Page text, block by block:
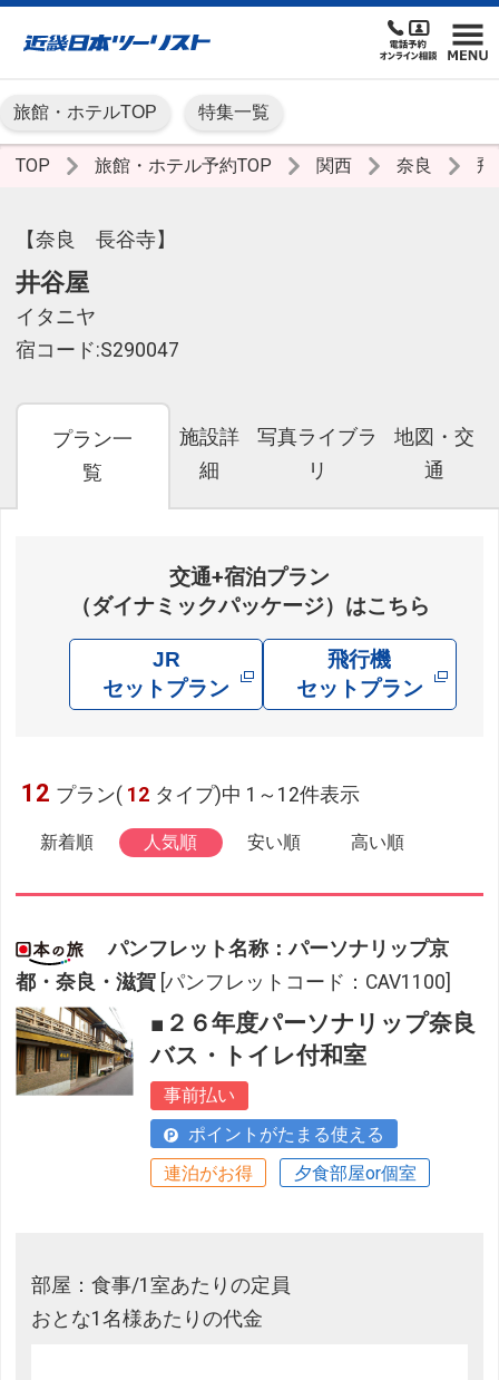
旅館・ホテルTOP 特集一覧
TOP 旅館・ホテル予約TOP 関西 奈良
【奈良 長谷寺】
井谷屋
イタニヤ
宿コード:S290047
プラン一
覧
施設詳
細
写真ライブラ
リ
地図・交
通
交通+宿泊プラン
（ダイナミックパッケージ）はこちら
JR
セットプラン
飛行機
セットプラン
12 プラン( 12 タイプ)中 1～12件表示
新着順 人気順 安い順 高い順
パンフレット名称：パーソナリップ京
都・奈良・滋賀 [パンフレットコード：CAV1100]
■２６年度パーソナリップ奈良
バス・トイレ付和室
事前払い
ポイントがたまる使える
連泊がお得
夕食部屋or個室
部屋：食事/1室あたりの定員
おとな1名様あたりの代金